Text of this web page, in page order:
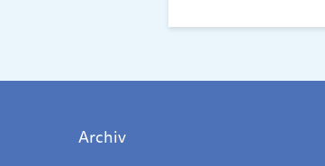
Archiv